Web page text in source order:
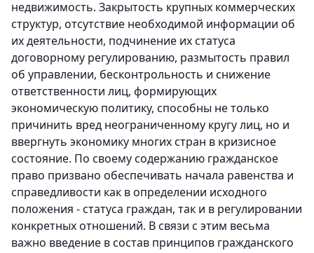
недвижимость. Закрытость крупных коммерческих
структур, отсутствие необходимой информации об
их деятельности, подчинение их статуса
договорному регулированию, размытость правил
об управлении, бесконтрольность и снижение
ответственности лиц, формирующих
экономическую политику, способны не только
причинить вред неограниченному кругу лиц, но и
ввергнуть экономику многих стран в кризисное
состояние. По своему содержанию гражданское
право призвано обеспечивать начала равенства и
справедливости как в определении исходного
положения - статуса граждан, так и в регулировании
конкретных отношений. В связи с этим весьма
важно введение в состав принципов гражданского